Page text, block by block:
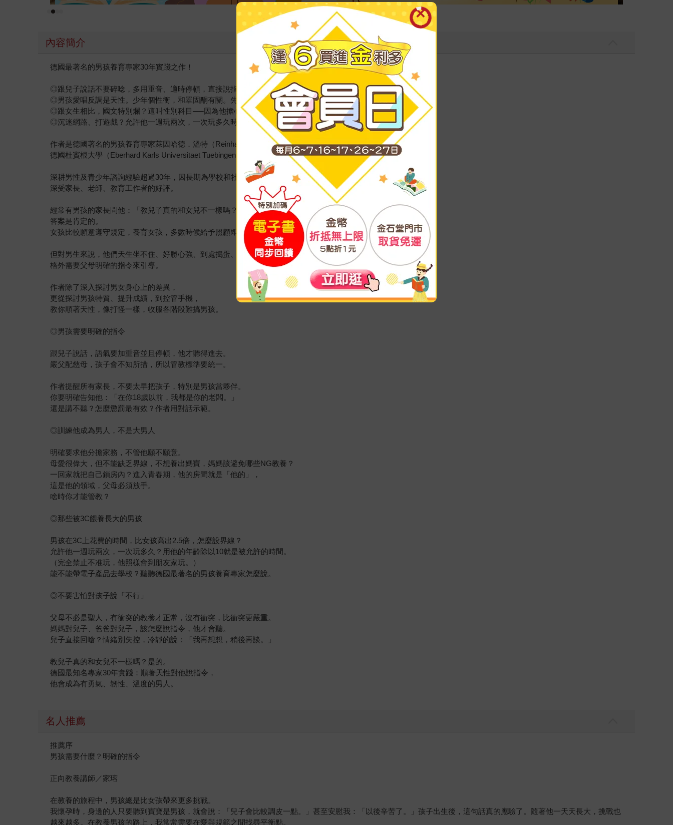
內容簡介
德國最著名的男孩養育專家30年實踐之作！
◎跟兒子說話不要碎唸，多用重音、適時停頓，直接說指令。
◎男孩愛唱反調是天性。少年個性衝，和睪固酮有關。先理解他的身體情緒。
◎跟女生相比，國文特別爛？這叫性別科目──因為他擔心被笑書呆子。
◎沉迷網路、打遊戲？允許他一週玩兩次，一次玩多久時間？年齡除以10。
作者是德國著名的男孩養育專家萊因哈德．溫特（Reinhard Winter），
德國杜賓根大學（Eberhard Karls Universitaet Tuebingen）社會科學研究所所長。
深耕男性及青少年諮詢經驗超過30年，因長期為學校和社工機構提供建議，
深受家長、老師、教育工作者的好評。
經常有男孩的家長問他：「教兒子真的和女兒不一樣嗎？」
答案是肯定的。
女孩比較願意遵守規定，養育女孩，多數時候給予照顧即可。
但對男生來說，他們天生坐不住、好勝心強、到處搗蛋、不想遵守學校體制……
格外需要父母明確的指令來引導。
作者除了深入探討男女身心上的差異，
更從探討男孩特質、提升成績，到控管手機，
教你順著天性，像打怪一樣，收服各階段難搞男孩。
◎男孩需要明確的指令
跟兒子說話，語氣要加重音並且停頓，他才聽得進去。
嚴父配慈母，孩子會不知所措，所以管教標準要統一。
作者提醒所有家長，不要太早把孩子，特別是男孩當夥伴。
你要明確告知他：「在你18歲以前，我都是你的老闆。」
還是講不聽？怎麼懲罰最有效？作者用對話示範。
◎訓練他成為男人，不是大男人
明確要求他分擔家務，不管他願不願意。
母愛很偉大，但不能缺乏界線，不想養出媽寶，媽媽該避免哪些NG教養？
一回家就把自己鎖房內？進入青春期，他的房間就是「他的」，
這是他的領域，父母必須放手。
啥時你才能管教？
◎那些被3C餵養長大的男孩
男孩在3C上花費的時間，比女孩高出2.5倍，怎麼設界線？
允許他一週玩兩次，一次玩多久？用他的年齡除以10就是被允許的時間。
（完全禁止不准玩，他照樣會到朋友家玩。）
能不能帶電子產品去學校？聽聽德國最著名的男孩養育專家怎麼說。
◎不要害怕對孩子說「不行」
父母不必是聖人，有衝突的教養才正常，沒有衝突，比衝突更嚴重。
媽媽對兒子、爸爸對兒子，該怎麼說指令，他才會聽。
兒子直接回嗆？情緒別失控，冷靜的說：「我再想想，稍後再談。」
教兒子真的和女兒不一樣嗎？是的。
德國最知名專家30年實踐：順著天性對他說指令，
他會成為有勇氣、韌性、溫度的男人。
名人推薦
推薦序
男孩需要什麼？明確的指令
正向教養講師／家瑢
在教養的旅程中，男孩總是比女孩帶來更多挑戰。
我懷孕時，身邊的人只要聽到寶寶是男孩，就會說：「兒子會比較調皮一點。」甚至安慰我：「以後辛苦了。」孩子出生後，這句話真的應驗了。隨著他一天天長大，挑戰也
越來越多。在教養男孩的路上，我常常需要在愛與規範之間找尋平衡點。